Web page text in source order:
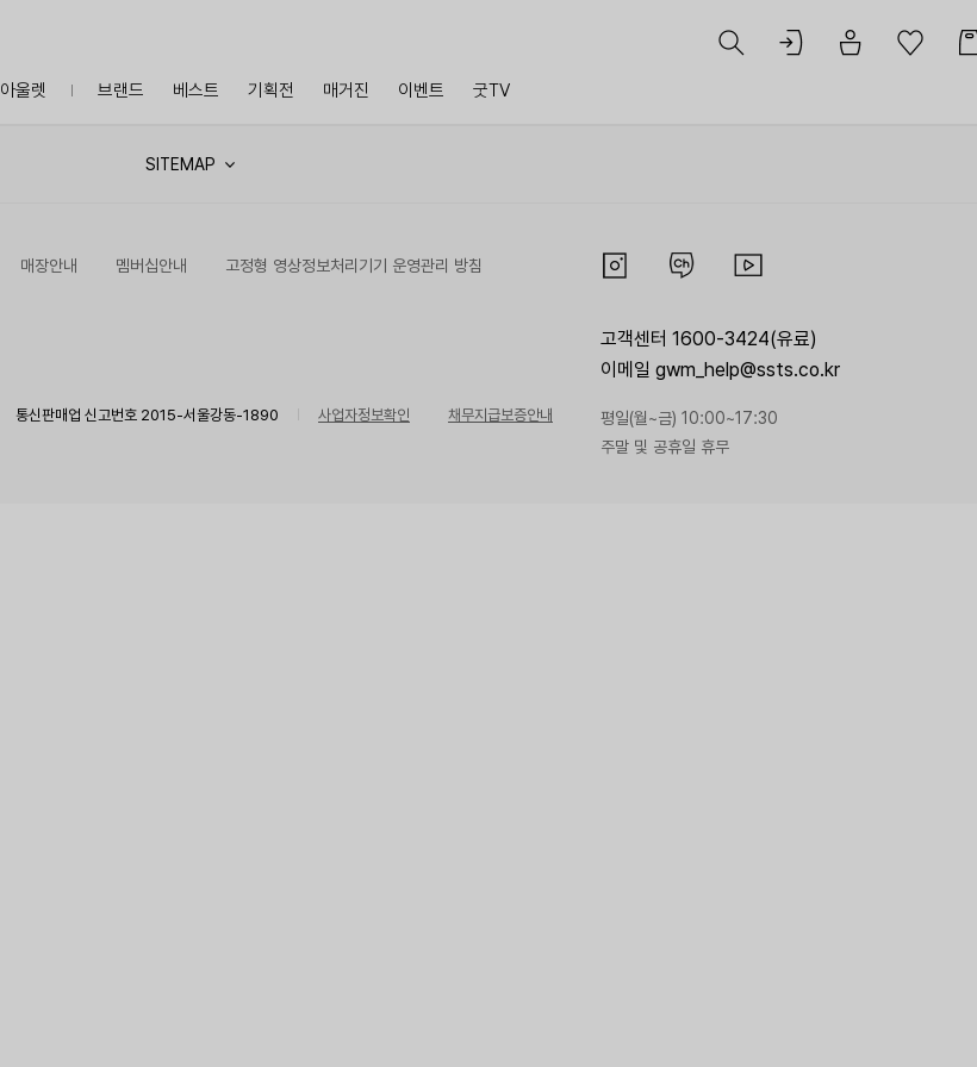
아울렛 브랜드 베스트 기획전 매거진 이벤트 굿TV
SITEMAP
매장안내 멤버십안내 고정형 영상정보처리기기 운영관리 방침
통신판매업 신고번호 2015-서울강동-1890 사업자정보확인
채무지급보증안내
고객센터 1600-3424(유료)
이메일 gwm_help@ssts.co.kr
평일(월~금) 10:00~17:30
주말 및 공휴일 휴무